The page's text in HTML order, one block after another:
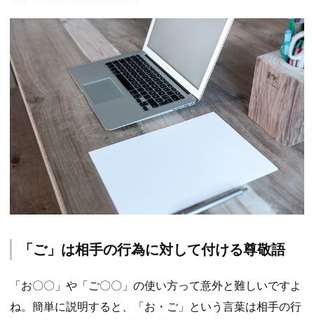
「ご」は相手の行為に対して付ける尊敬語
「お〇〇」や「ご〇〇」の使い方って意外と難しいですよ
ね。簡単に説明すると、「お・ご」という言葉は相手の行